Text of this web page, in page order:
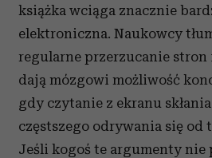
korzystasz z naszej witryny,
społecznościowym, reklamowym
otrzymanymi od Ciebie lub
korzystania z ich usług.
książka wciąga znacznie
elektroniczna. Naukowcy
regularne przerzucanie
dają mózgowi możliwość
gdy czytanie z ekranu
częstszego odrywania się od
Jeśli kogoś te argumenty nie